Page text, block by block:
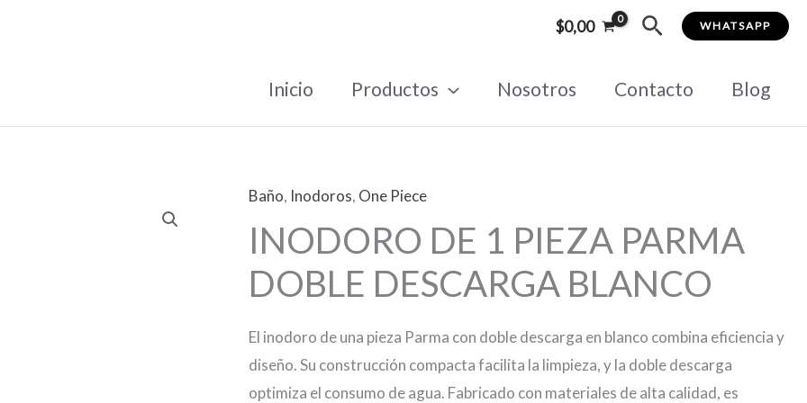
$0,00 BuscarWHATSAPP
Inicio Productos Nosotros Contacto Blog
Baño, Inodoros, One Piece
INODORO DE 1 PIEZA PARMA
DOBLE DESCARGA BLANCO
El inodoro de una pieza Parma con doble descarga en blanco combina eficiencia y
diseño. Su construcción compacta facilita la limpieza, y la doble descarga
optimiza el consumo de agua. Fabricado con materiales de alta calidad, es